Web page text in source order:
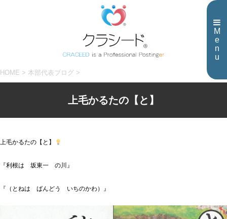
M
e
n
u
HOME > 本部代表ブログ >
上毛かるたの【と】
上毛かるたの【と】
『利根は 坂東一 の川』
『（とねは ばんどう いちのかわ）』